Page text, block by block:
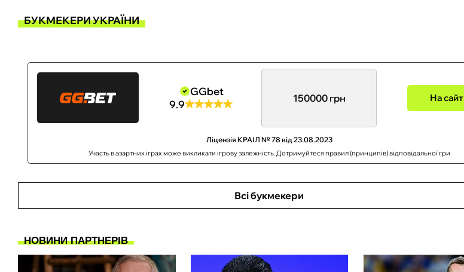
БУКМЕКЕРИ УКРАЇНИ
GGbet
9.9
150000 грн На сайт
Ліцензія КРАІЛ № 78 від 23.08.2023
Участь в азартних іграх може викликати ігрову залежність. Дотримуйтеся правил (принципів) відповідальної гри
Всі букмекери